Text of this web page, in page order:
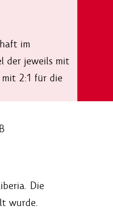
im
der jeweils mit
2:1 für die
Die
wurde.